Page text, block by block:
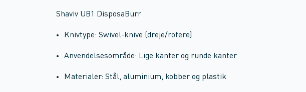
Shaviv UB1 DisposaBurr
Knivtype: Swivel-knive (dreje/rotere)
Anvendelsesområde: Lige kanter og runde kanter
Materialer: Stål, aluminium, kobber og plastik